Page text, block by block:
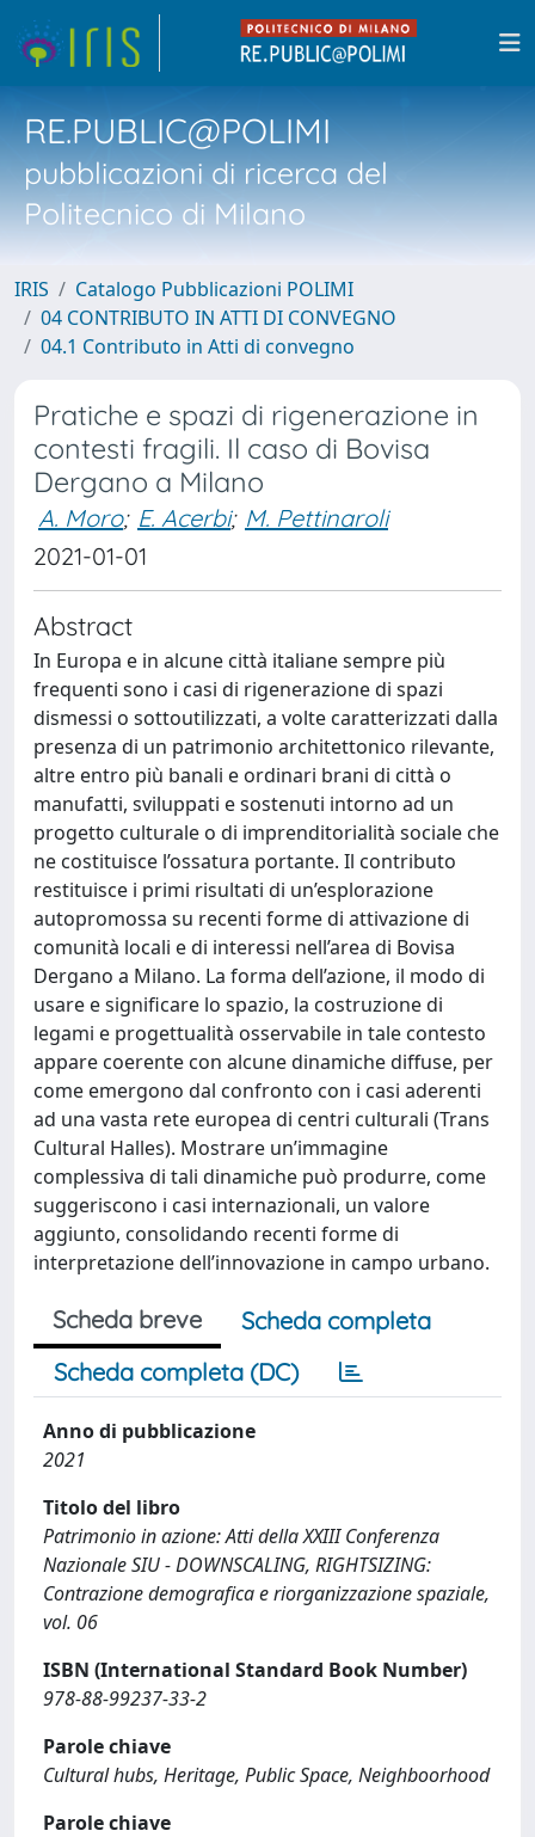
RE.PUBLIC@POLIMI
pubblicazioni di ricerca del
Politecnico di Milano
IRIS
Catalogo Pubblicazioni POLIMI
04 CONTRIBUTO IN ATTI DI CONVEGNO
04.1 Contributo in Atti di convegno
Pratiche e spazi di rigenerazione in
contesti fragili. Il caso di Bovisa
Dergano a Milano
A. Moro; E. Acerbi; M. Pettinaroli
2021-01-01
Abstract
In Europa e in alcune città italiane sempre più
frequenti sono i casi di rigenerazione di spazi
dismessi o sottoutilizzati, a volte caratterizzati dalla
presenza di un patrimonio architettonico rilevante,
altre entro più banali e ordinari brani di città o
manufatti, sviluppati e sostenuti intorno ad un
progetto culturale o di imprenditorialità sociale che
ne costituisce l’ossatura portante. Il contributo
restituisce i primi risultati di un’esplorazione
autopromossa su recenti forme di attivazione di
comunità locali e di interessi nell’area di Bovisa
Dergano a Milano. La forma dell’azione, il modo di
usare e significare lo spazio, la costruzione di
legami e progettualità osservabile in tale contesto
appare coerente con alcune dinamiche diffuse, per
come emergono dal confronto con i casi aderenti
ad una vasta rete europea di centri culturali (Trans
Cultural Halles). Mostrare un’immagine
complessiva di tali dinamiche può produrre, come
suggeriscono i casi internazionali, un valore
aggiunto, consolidando recenti forme di
interpretazione dell’innovazione in campo urbano.
Scheda breve
Scheda completa
Scheda completa (DC)
Anno di pubblicazione
2021
Titolo del libro
Patrimonio in azione: Atti della XXIII Conferenza
Nazionale SIU - DOWNSCALING, RIGHTSIZING:
Contrazione demografica e riorganizzazione spaziale,
vol. 06
ISBN (International Standard Book Number)
978-88-99237-33-2
Parole chiave
Cultural hubs, Heritage, Public Space, Neighboorhood
Parole chiave